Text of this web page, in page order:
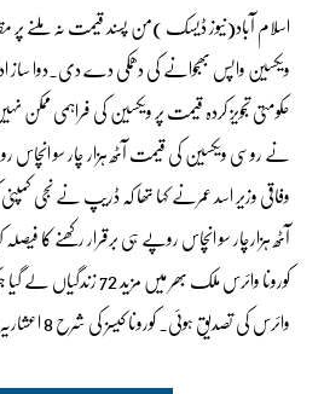
اسلام آباد(نیوز ڈیسک )من پسند قیمت نہ ملنے
ویکسین واپس بھجوانے کی دھمکی دے دی۔دوا
حکومتی تجویز کردہ قیمت پر ویکسین کی فراہمی
نے روسی ویکسین کی قیمت آٹھ ہزار چار سو انچاس
وفاقی وزیر اسد عمرنے کہا تھا کہ ڈریپ نے نجی
آٹھ ہزارچار سو انچاس روپے ہی برقرار رکھنے کا
وائرس کی تصدیق ہوئی۔ کورونا کیسز کی شرح 8 اعشاریہ 2 فیصد رہی۔